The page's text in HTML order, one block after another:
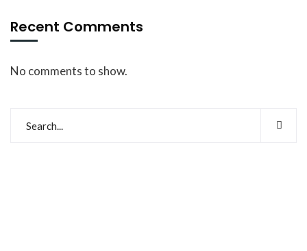
Recent Comments
No comments to show.